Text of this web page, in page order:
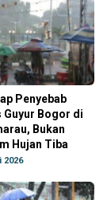
Penyebab
Guyur Bogor di
Bukan
Hujan Tiba
2026